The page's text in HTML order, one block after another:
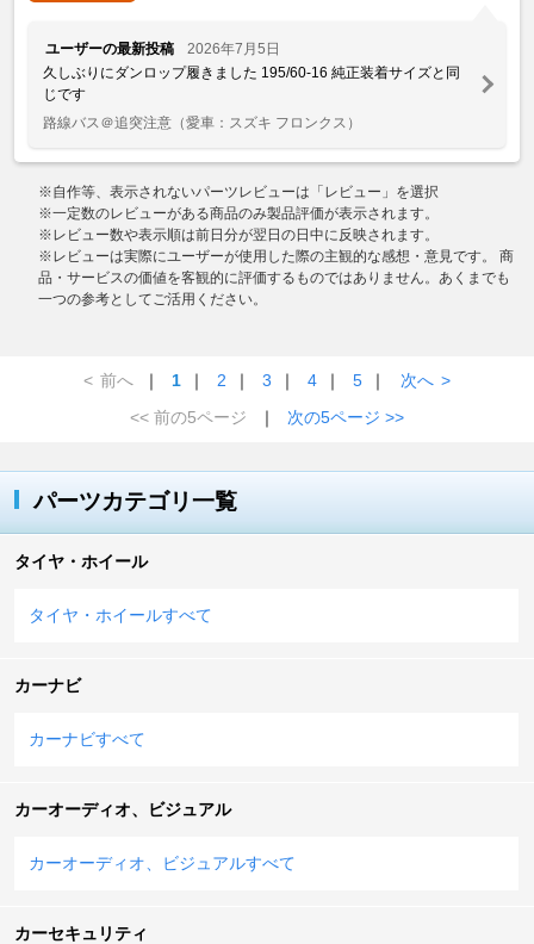
ユーザーの最新投稿
2026年7月5日
久しぶりにダンロップ履きました 195/60-16 純正装着サイズと同
じです
路線バス＠追突注意 （愛車：スズキ フロンクス）
※自作等、表示されないパーツレビューは「レビュー」を選択
※一定数のレビューがある商品のみ製品評価が表示されます。
※レビュー数や表示順は前日分が翌日の日中に反映されます。
※レビューは実際にユーザーが使用した際の主観的な感想・意見です。 商
品・サービスの価値を客観的に評価するものではありません。あくまでも
一つの参考としてご活用ください。
< 前へ ｜ 1 ｜ 2 ｜ 3 ｜ 4 ｜ 5 ｜ 次へ >
<< 前の5ページ
｜ 次の5ページ >>
パーツカテゴリ一覧
タイヤ・ホイール
タイヤ・ホイールすべて
カーナビ
カーナビすべて
カーオーディオ、ビジュアル
カーオーディオ、ビジュアルすべて
カーセキュリティ